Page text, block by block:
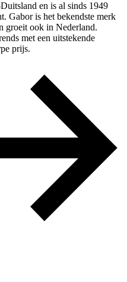
en is al sinds 1949
Gabor is het bekendste merk
groeit ook in Nederland.
met een uitstekende
prijs.